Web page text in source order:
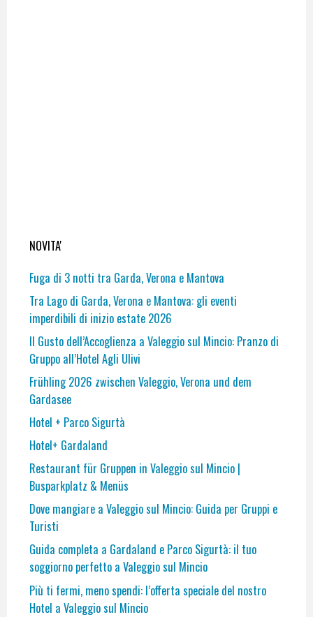
NOVITA'
Fuga di 3 notti tra Garda, Verona e Mantova
Tra Lago di Garda, Verona e Mantova: gli eventi
imperdibili di inizio estate 2026
Il Gusto dell’Accoglienza a Valeggio sul Mincio: Pranzo di
Gruppo all’Hotel Agli Ulivi
Frühling 2026 zwischen Valeggio, Verona und dem
Gardasee
Hotel + Parco Sigurtà
Hotel+ Gardaland
Restaurant für Gruppen in Valeggio sul Mincio |
Busparkplatz & Menüs
Dove mangiare a Valeggio sul Mincio: Guida per Gruppi e
Turisti
Guida completa a Gardaland e Parco Sigurtà: il tuo
soggiorno perfetto a Valeggio sul Mincio
Più ti fermi, meno spendi: l’offerta speciale del nostro
Hotel a Valeggio sul Mincio